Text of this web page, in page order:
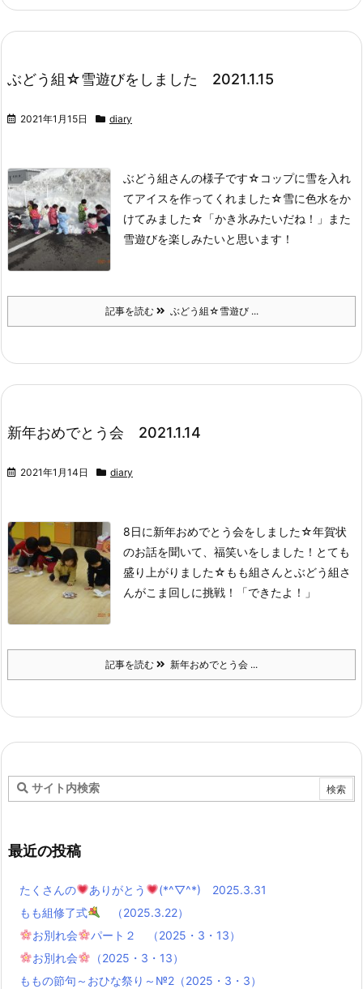
ぶどう組☆雪遊びをしました 2021.1.15
2021年1月15日 diary
ぶどう組さんの様子です☆ コップに雪を入れ
てアイスを作ってくれました☆雪に色水をか
けてみました☆ 「かき氷みたいだね！」
また
雪遊びを楽しみたいと思います！
記事を読む ぶどう組☆雪遊び ...
新年おめでとう会 2021.1.14
2021年1月14日 diary
8日に新年おめでとう会をしました☆年賀状
のお話を聞いて、 福笑いをしました！ とても
盛り上がりました☆ もも組さんとぶどう組さ
んがこま回しに挑戦！
「できたよ！」
記事を読む 新年おめでとう会 ...
最近の投稿
たくさんの ありがとう
(*^▽^*) 2025.3.31
もも組修了式
（2025.3.22）
お別れ会
パート２ （2025・3・13）
お別れ会
（2025・3・13）
ももの節句～おひな祭り～№2（2025・3・3）